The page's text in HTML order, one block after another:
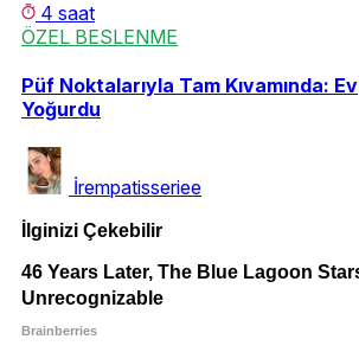
4 saat
ÖZEL BESLENME
Püf Noktalarıyla Tam Kıvamında: Ev
Yoğurdu
İrempatisseriee